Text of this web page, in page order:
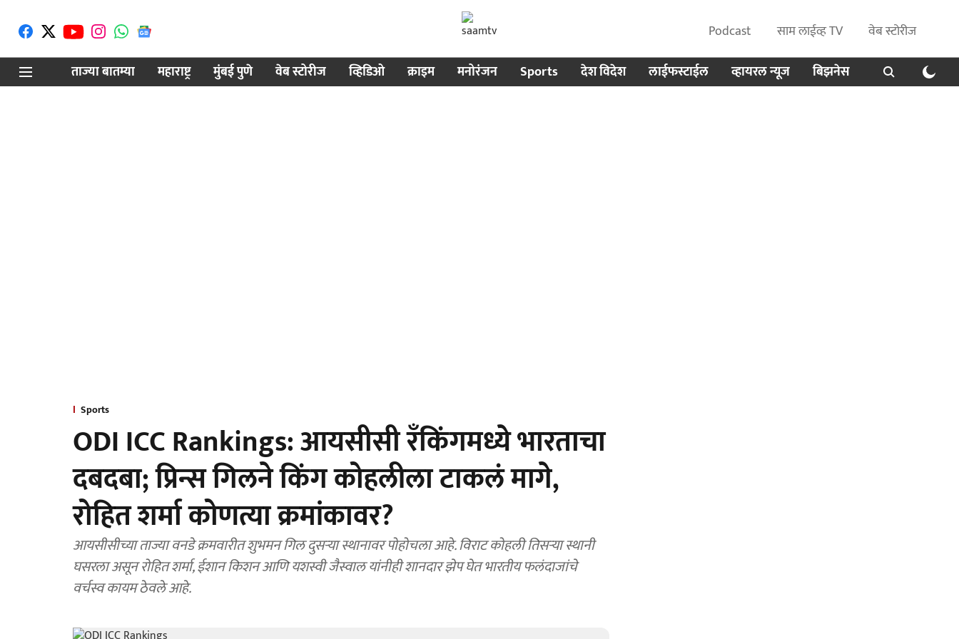
Podcast साम लाईव्ह TV
वेब स्टोरीज
ताज्या बातम्या
महाराष्ट्र मुंबई पुणे वेब स्टोरीज व्हिडिओ क्राइम मनोरंजन Sports देश विदेश लाईफस्टाईल व्हायरल न्यूज बिझनेस
Sports
ODI ICC Rankings: आयसीसी रँकिंगमध्ये भारताचा
दबदबा; प्रिन्स गिलने किंग कोहलीला टाकलं मागे,
रोहित शर्मा कोणत्या क्रमांकावर?
आयसीसीच्या ताज्या वनडे क्रमवारीत शुभमन गिल दुसऱ्या स्थानावर पोहोचला आहे. विराट कोहली तिसऱ्या स्थानी
घसरला असून रोहित शर्मा, ईशान किशन आणि यशस्वी जैस्वाल यांनीही शानदार झेप घेत भारतीय फलंदाजांचे
वर्चस्व कायम ठेवले आहे.